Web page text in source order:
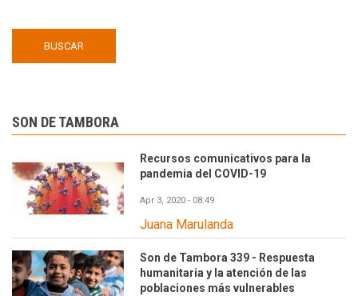
SON DE TAMBORA
Recursos comunicativos para la
pandemia del COVID-19
Apr 3, 2020 - 08:49
Juana Marulanda
Son de Tambora 339 - Respuesta
humanitaria y la atención de las
poblaciones más vulnerables